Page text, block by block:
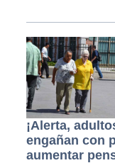
¡Alerta,
engañan con
aumentar